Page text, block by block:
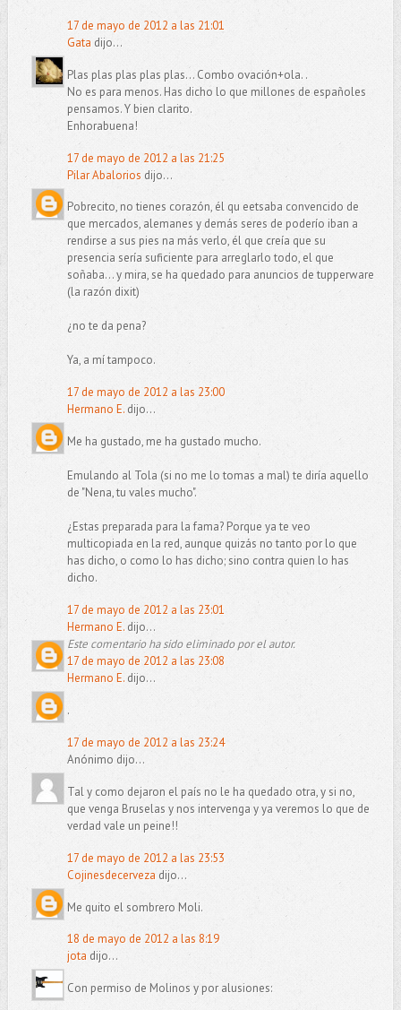
17 de mayo de 2012 a las 21:01
Gata dijo...
Plas plas plas plas plas... Combo ovación+ola. .
No es para menos. Has dicho lo que millones de españoles
pensamos. Y bien clarito.
Enhorabuena!
17 de mayo de 2012 a las 21:25
Pilar Abalorios dijo...
Pobrecito, no tienes corazón, él qu eetsaba convencido de
que mercados, alemanes y demás seres de poderío iban a
rendirse a sus pies na más verlo, él que creía que su
presencia sería suficiente para arreglarlo todo, el que
soñaba... y mira, se ha quedado para anuncios de tupperware
(la razón dixit)
¿no te da pena?
Ya, a mí tampoco.
17 de mayo de 2012 a las 23:00
Hermano E.dijo...
Me ha gustado, me ha gustado mucho.
Emulando al Tola (si no me lo tomas a mal) te diría aquello
de "Nena, tu vales mucho".
¿Estas preparada para la fama? Porque ya te veo
multicopiada en la red, aunque quizás no tanto por lo que
has dicho, o como lo has dicho; sino contra quien lo has
dicho.
17 de mayo de 2012 a las 23:01
Hermano E.dijo...
Este comentario ha sido eliminado por el autor.
17 de mayo de 2012 a las 23:08
Hermano E.dijo...
.
17 de mayo de 2012 a las 23:24
Anónimo dijo...
Tal y como dejaron el país no le ha quedado otra, y si no,
que venga Bruselas y nos intervenga y ya veremos lo que de
verdad vale un peine!!
17 de mayo de 2012 a las 23:53
Cojinesdecerveza dijo...
Me quito el sombrero Moli.
18 de mayo de 2012 a las 8:19
jota dijo...
Con permiso de Molinos y por alusiones: